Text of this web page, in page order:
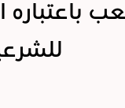
باعتباره